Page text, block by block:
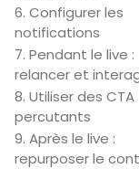
6. Configurer les
notifications
7. Pendant le live :
relancer et
8. Utiliser des CTA
percutants
9. Après le live :
repurposer le